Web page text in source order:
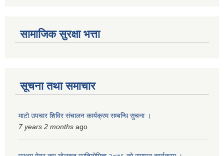
सामाजिक सुरक्षा भत्ता
सूचना तथा समाचार
माटो उपचार शिविर संचालन कार्यक्रम सम्बन्धि सुचना ।
7 years 2 months ago